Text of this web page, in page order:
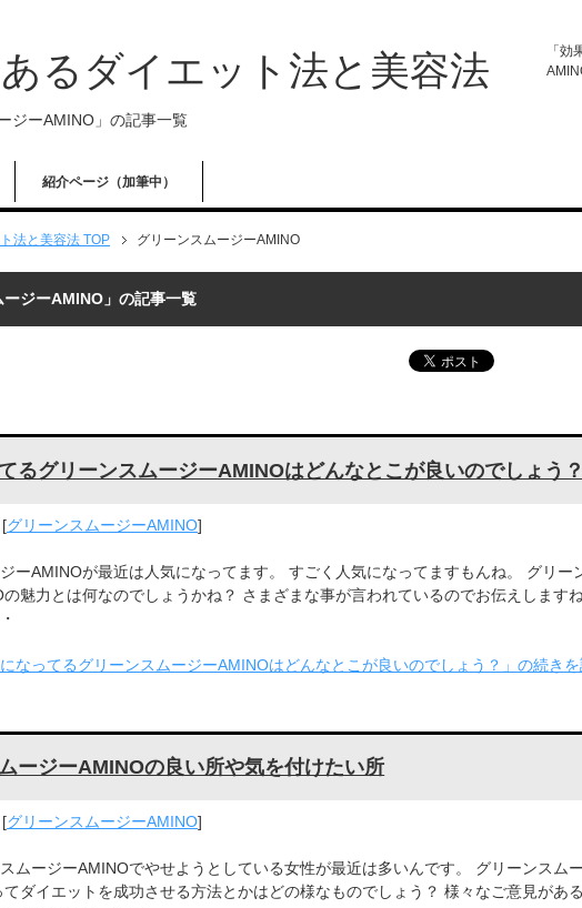
るダイエット法と美容法
ジーAMINO」の記事一覧
「
紹介ページ（加筆中）
法と美容法 TOP グリーンスムージーAMINO
ージーAMINO」の記事一覧
るグリーンスムージーAMINOはどんなとこが良いのでしょう？
[グリーンスムージーAMINO]
ーAMINOが最近は人気になってます。 すごく人気になってますもんね。 グリー
の魅力とは何なのでしょうかね？ さまざまな事が言われているのでお伝えします
になってるグリーンスムージーAMINOはどんなとこが良いのでしょう？」の続き
ージーAMINOの良い所や気を付けたい所
[グリーンスムージーAMINO]
ムージーAMINOでやせようとしている女性が最近は多いんです。 グリーンスム
てダイエットを成功させる方法とかはどの様なものでしょう？ 様々なご意見があ